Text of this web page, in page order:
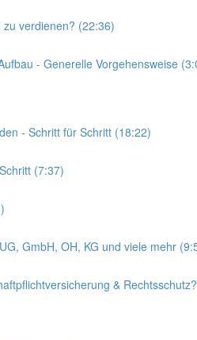
verdienen? (22:36)
- Generelle Vorgehensweise
- Schritt für Schritt (18:22)
(7:37)
GmbH, OH, KG und viele mehr
&